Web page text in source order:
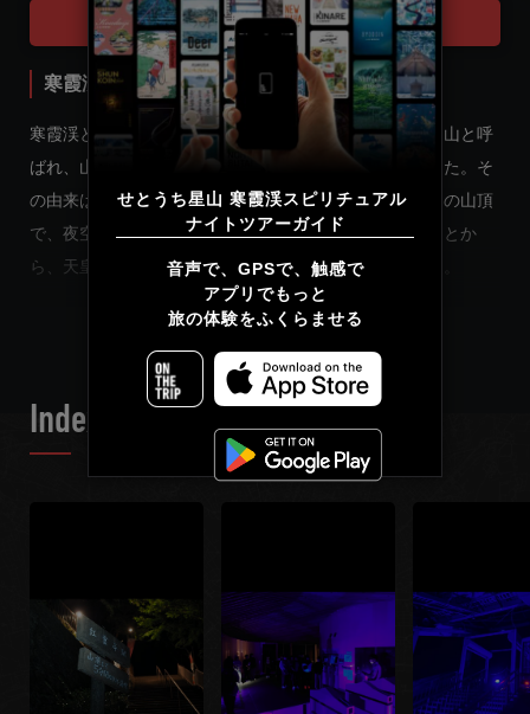
Tour Start
せとうち星山 寒霞渓スピリチュアル
ナイトツアーガイド
音声で、GPSで、触感で
アプリでもっと
旅の体験をふくらませる
寒霞渓ロープウェイ
寒霞渓という名前はかつて、神様に懸かる山、カミカケ山と呼
ばれ、山麓から神に祈りを捧げる神聖な場所でありました。そ
の由来は、古代、応神天皇が切り立つ岩肌をのぼり、この山頂
で、夜空を見上げ、国の平和や繁栄を祈ったとされることか
ら、天皇が願いを掛けた山「カミカケ」と呼ばれました。
そして皆さんは、今日、宇宙に向かい大きな一歩目を踏み出し
ます。神に懸かる山の麓、標高２９５ｍ地点から、この火山口
の中にある、紅雲亭駅を出発することで、これから、ご自分や
ご家族、それぞれが点の存在となっていた個々の存在を一度リ
セットして、暗闇の空間に身を委ねてみましょう。遠い遠い宇
※この音声ガイドはスピーカーではなくイヤホンでの視聴をお
願いいたします。
READ MORE
Index List
Select language
日本語
English
简体中文
繁體中文
Français